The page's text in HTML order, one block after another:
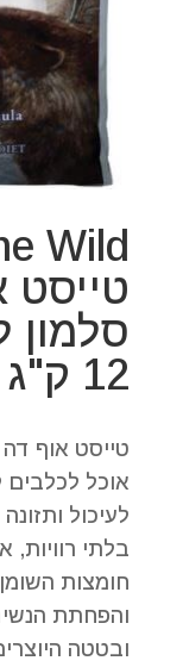
Wild
טייסט
סלמון
12 ק"ג
טייסט אוף דה
אוכל
לעיכול
חומצות
והפחתת
ובטטה